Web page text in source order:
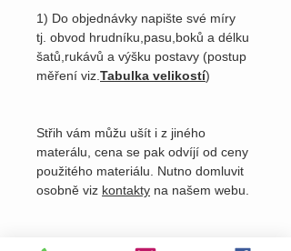
1) Do objednávky napište své míry
tj. obvod hrudníku,pasu,boků a délku
šatů,rukávů a výšku postavy (postup
měření viz.Tabulka velikostí)
Střih vám můžu ušít i z jiného
materálu, cena se pak odvíjí od ceny
použitého materiálu. Nutno domluvit
osobně viz kontakty na našem webu.